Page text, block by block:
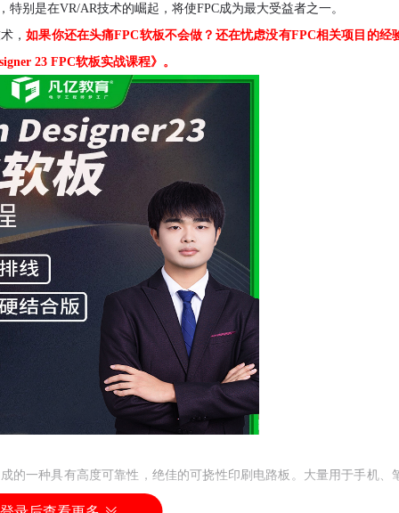
别是在VR/AR技术的崛起，将使FPC成为最大受益者之一。
，如果你还在头痛FPC软板不会做？还在忧虑没有FPC相关项目的经
23 FPC软板实战课程》。
的一种具有高度可靠性，绝佳的可挠性印刷电路板。大量用于手机、